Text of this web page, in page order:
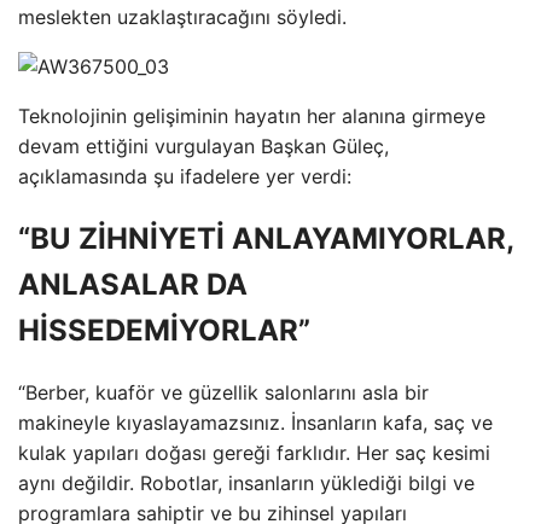
meslekten uzaklaştıracağını söyledi.
Teknolojinin gelişiminin hayatın her alanına girmeye
devam ettiğini vurgulayan Başkan Güleç,
açıklamasında şu ifadelere yer verdi:
“BU ZİHNİYETİ ANLAYAMIYORLAR,
ANLASALAR DA
HİSSEDEMİYORLAR”
“Berber, kuaför ve güzellik salonlarını asla bir
makineyle kıyaslayamazsınız. İnsanların kafa, saç ve
kulak yapıları doğası gereği farklıdır. Her saç kesimi
aynı değildir. Robotlar, insanların yüklediği bilgi ve
programlara sahiptir ve bu zihinsel yapıları